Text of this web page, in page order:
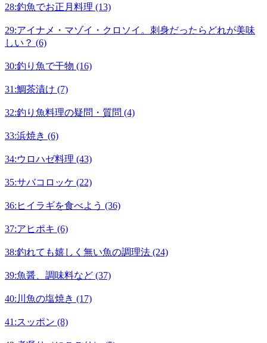
28:釣魚でお正月料理 (13)
29:アイナメ・マゾイ・クロソイ。刺身だったらどれが美味
しい？ (6)
30:釣り魚で干物 (16)
31:鯛茶漬け (7)
32:釣り魚料理の疑問・質問 (4)
33:浜焼き (6)
34:ウロハゼ料理 (43)
35:サバコロッケ (22)
36:ヒイラギを食べよう (36)
37:アヒポキ (6)
38:釣れても嬉しく無い魚の調理法 (24)
39:魚醤、調味料など (37)
40:川魚の塩焼き (17)
41:スッポン (8)